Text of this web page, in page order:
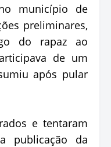
município de
preliminares,
do rapaz ao
de um
após pular
e tentaram
publicação da